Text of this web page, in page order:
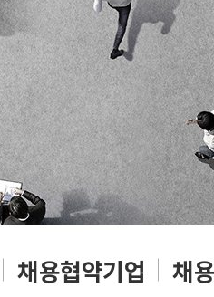
채용협약기업 채